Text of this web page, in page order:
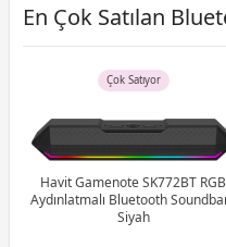
En Çok Satılan
Çok Satıyor
Havit Gamenote SK772BT RGB
Aydınlatmalı Bluetooth
Siyah